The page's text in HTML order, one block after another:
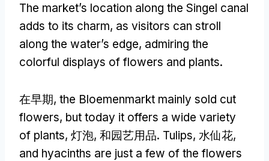
The market’s location along the Singel canal
adds to its charm, as visitors can stroll
along the water’s edge, admiring the
colorful displays of flowers and plants.
在早期, the Bloemenmarkt mainly sold cut
flowers, but today it offers a wide variety
of plants, 灯泡, 和园艺用品. Tulips, 水仙花,
and hyacinths are just a few of the flowers